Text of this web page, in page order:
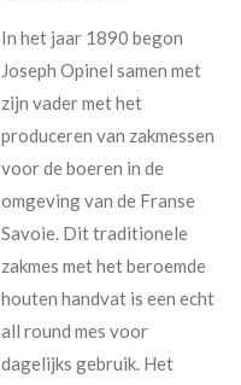
In het jaar 1890 begon
Joseph Opinel samen met
zijn vader met het
produceren van zakmessen
voor de boeren in de
omgeving van de Franse
Savoie. Dit traditionele
zakmes met het beroemde
houten handvat is een echt
all round mes voor
dagelijks gebruik. Het